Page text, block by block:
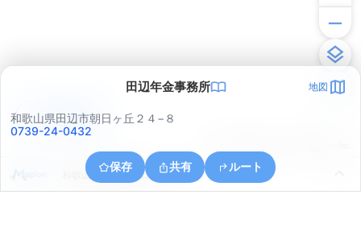
田辺年金事務所 地図
和歌山県田辺市朝日ヶ丘２４−８
0739-24-0432
保存 共有 ルート
和歌山県田辺市朝日ヶ丘２４
アプリで見る